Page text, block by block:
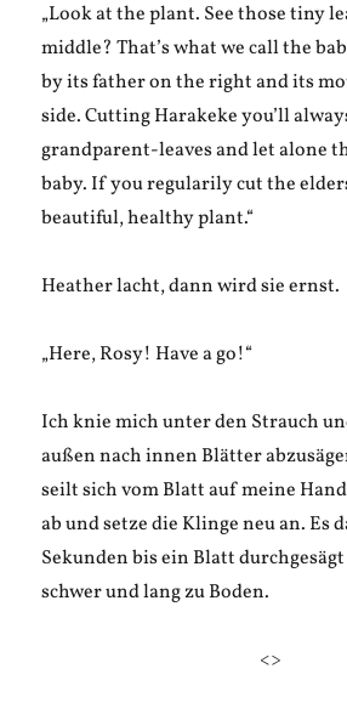
„Look at the plant. See those tiny
middle? That’s what we call the
by its father on the right and its
side. Cutting Harakeke you’ll
grandparent-leaves and let alone
baby. If you regularily cut the
beautiful, healthy plant.“
Heather lacht, dann wird sie ernst.
„Here, Rosy! Have a go!“
Ich knie mich unter den Strauch
außen nach innen Blätter
seilt sich vom Blatt auf meine
ab und setze die Klinge neu an. Es
Sekunden bis ein Blatt
schwer und lang zu Boden.
<>